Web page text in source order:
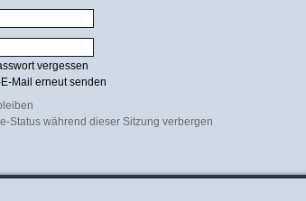
vergessen
Mail erneut senden
Status während dieser Sitzung verbergen